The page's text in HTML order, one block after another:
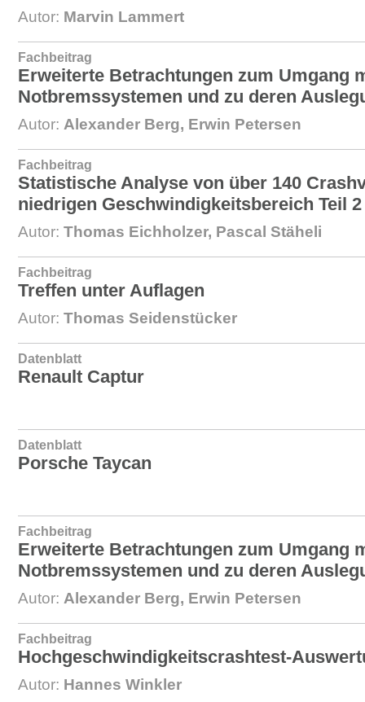
Autor: Marvin Lammert
Fachbeitrag
Erweiterte Betrachtungen zum Umgang
Notbremssystemen und zu deren
Autor: Alexander Berg, Erwin Petersen
Fachbeitrag
Statistische Analyse von über 140
niedrigen Geschwindigkeitsbereich Teil
Autor: Thomas Eichholzer, Pascal Stäheli
Fachbeitrag
Treffen unter Auflagen
Autor: Thomas Seidenstücker
Datenblatt
Renault Captur
Datenblatt
Porsche Taycan
Fachbeitrag
Erweiterte Betrachtungen zum Umgang
Notbremssystemen und zu deren
Autor: Alexander Berg, Erwin Petersen
Fachbeitrag
Hochgeschwindigkeitscrashtest-
Autor: Hannes Winkler